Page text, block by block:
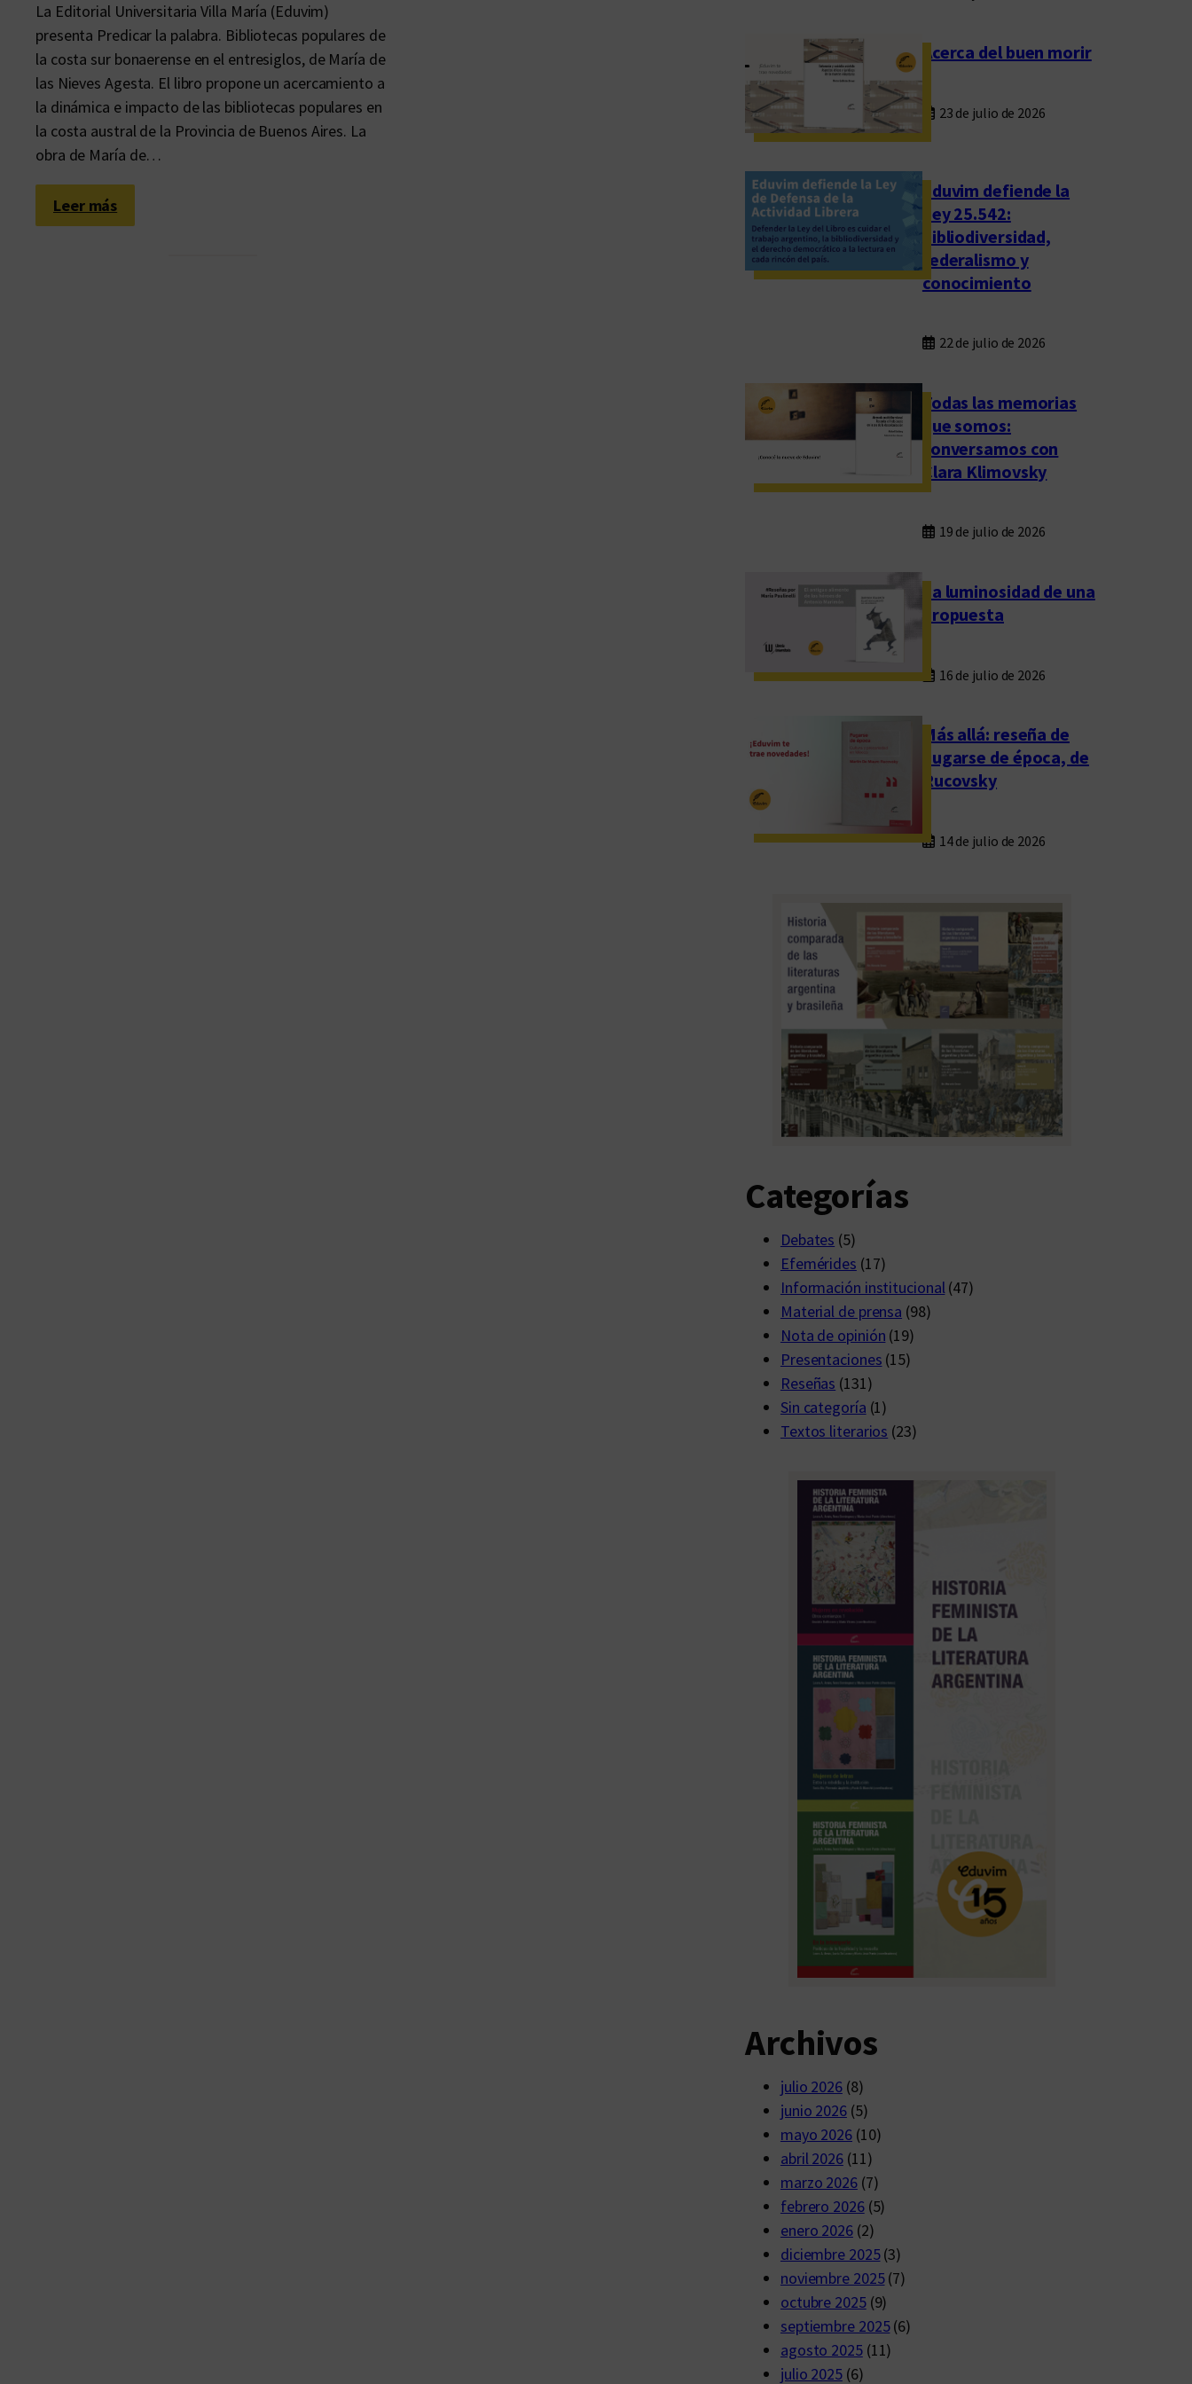
La Editorial Universitaria Villa María (Eduvim)
presenta Predicar la palabra. Bibliotecas populares de
la costa sur bonaerense en el entresiglos, de María de
las Nieves Agesta. El libro propone un acercamiento a
la dinámica e impacto de las bibliotecas populares en
la costa austral de la Provincia de Buenos Aires. La
obra de María de…
Leer más:
U
Acerca del buen morir
23 de julio de 2026
Eduvim defiende la
Ley 25.542:
bibliodiversidad,
federalismo y
conocimiento
22 de julio de 2026
Todas las memorias
que somos:
conversamos con
Clara Klimovsky
19 de julio de 2026
La luminosidad de una
propuesta
16 de julio de 2026
Más allá: reseña de
Fugarse de época, de
Rucovsky
14 de julio de 2026
Categorías
Debates (5)
Efemérides (17)
Información institucional(47)
Material de prensa (98)
Nota de opinión (19)
Presentaciones (15)
Reseñas (131)
Sin categoría (1)
Textos literarios (23)
Archivos
julio 2026(8)
junio 2026(5)
mayo 2026 (10)
abril 2026(11)
marzo 2026(7)
febrero 2026(5)
enero 2026(2)
diciembre 2025(3)
noviembre 2025(7)
octubre 2025(9)
septiembre 2025(6)
agosto 2025(11)
julio 2025(6)